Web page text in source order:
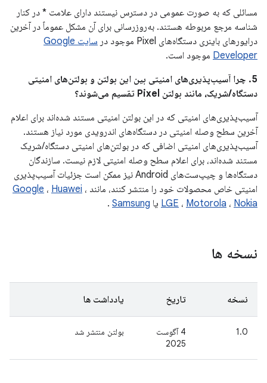
مسائلی که به صورت عمومی در دسترس نیستند دارای علامت * در کنار
شناسه مرجع مربوطه هستند. به‌روزرسانی برای آن مشکل عموماً در آخرین
درایورهای باینری دستگاه‌های Pixel موجود در
سایت Google
Developer موجود است.
5. چرا آسیب‌پذیری‌های امنیتی بین این بولتن و بولتن‌های امنیتی
دستگاه/شریک، مانند بولتن Pixel تقسیم می‌شوند؟
آسیب‌پذیری‌های امنیتی که در این بولتن امنیتی مستند شده‌اند برای اعلام
آخرین سطح وصله امنیتی در دستگاه‌های اندرویدی مورد نیاز هستند.
آسیب‌پذیری‌های امنیتی اضافی که در بولتن‌های امنیتی دستگاه/شریک
مستند شده‌اند، برای اعلام سطح وصله امنیتی لازم نیست. سازندگان
دستگاه‌ها و چیپ‌ست‌های Android نیز ممکن است جزئیات آسیب‌پذیری
امنیتی خاص محصولات خود را منتشر کنند، مانند
Google ، Huawei ،
LGE ، Motorola ، Nokia یا Samsung
.
نسخه ها
نسخه تاریخ یادداشت ها
1.0
4 آگوست
2025
بولتن منتشر شد